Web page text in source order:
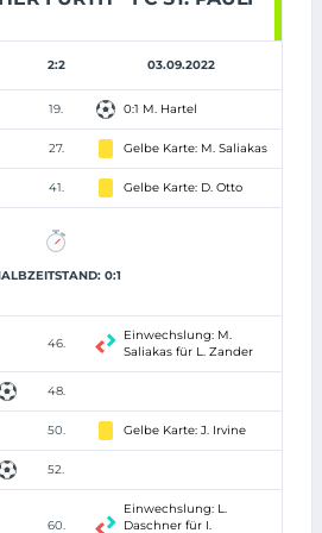
2:2 03.09.2022
19. 0:1 M. Hartel
27. Gelbe Karte: M. Saliakas
41. Gelbe Karte: D. Otto
0:1
46.
Einwechslung: M.
Saliakas für L. Zander
48.
50. Gelbe Karte: J. Irvine
52.
60.
Einwechslung: L.
Daschner für I.